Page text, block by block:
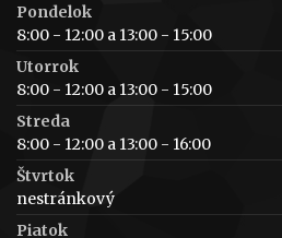
Pondelok
8:00 - 12:00 a 13:00 - 15:00
Utorrok
8:00 - 12:00 a 13:00 - 15:00
Streda
8:00 - 12:00 a 13:00 - 16:00
Štvrtok
nestránkový
Piatok